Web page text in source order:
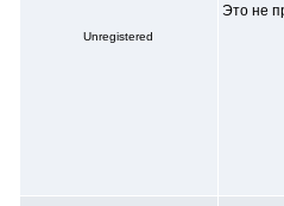
Unregistered
Это не